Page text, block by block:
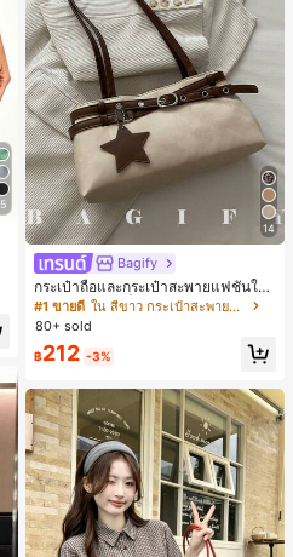
5
14
Bagify
กระเป๋าถือและกระเป๋าสะพายแฟชั่นให
ม่ ตกแต่งด้วยเข็มขัด เหมาะสำหรับงาน
ปาร์ตี้ การรวมตัว การออกไปข้างนอก ก
ารท่องเที่ยว การช้อปปิ้ง และการใช้งาน
ประจำวัน สามารถเก็บเหรียญ โทรศัพท์
เหมาะสำหรับกระเป๋าทำงานของพนักง
านออฟฟิศ นักศึกษามหาวิทยาลัย และ
พนักงานออฟฟิศ กระเป๋าผู้หญิงที่หรูหรา
#1 ขายดี
ใน สีขาว กระเป๋าสะพายผู้หญิง
80+ sold
฿212 -3%